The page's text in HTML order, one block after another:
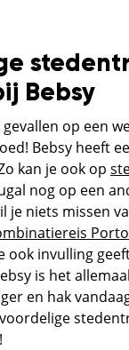
Bebsy
op een
Bebsy heeft
kan je ook op
nog op een
je niets missen
ook invulling
is het
en hak